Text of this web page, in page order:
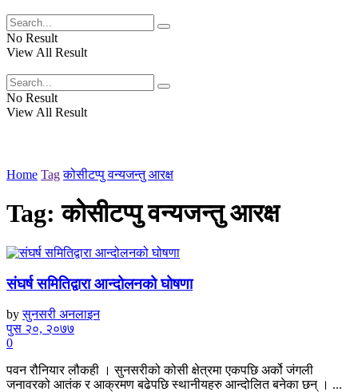
No Result
View All Result
No Result
View All Result
Home Tag कोसीटप्पु वन्यजन्तु आरक्ष
Tag:कोसीटप्पु वन्यजन्तु आरक्ष
संघर्ष समितिद्वारा आन्दोलनको घोषणा
by सुनसरी अनलाइन
पुस २०, २०७७
0
पवन रौनियार लौकही । सुनसरीको कोसी क्षेत्रमा एकपछि अर्को जंगली
जनावरको आतंक र आक्रमण बढेपछि स्थानीयहरु आन्दोलित बनेका छन् । ...